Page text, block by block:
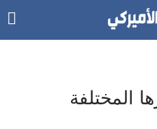
المختلفة